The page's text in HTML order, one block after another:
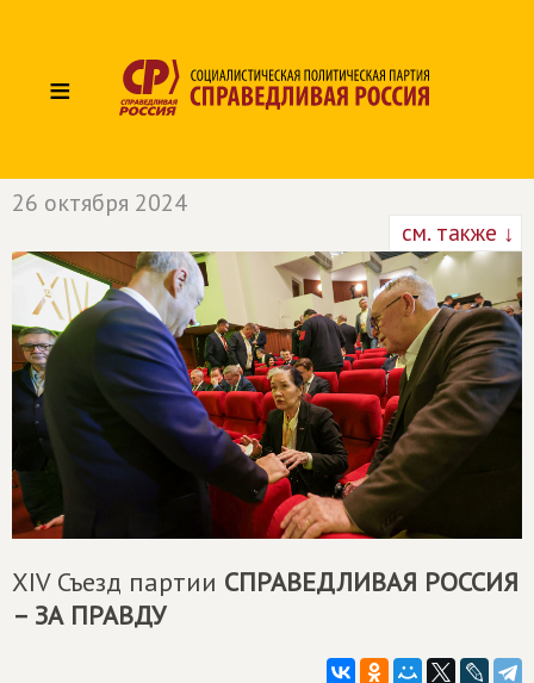
≡
26 октября 2024
см. также ↓
XIV Съезд партии СПРАВЕДЛИВАЯ РОССИЯ
– ЗА ПРАВДУ